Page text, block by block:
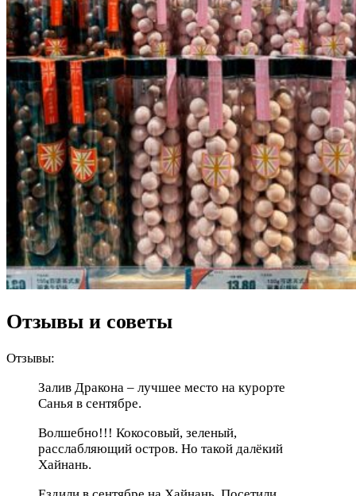
Отзывы и советы
Отзывы:
Залив Дракона – лучшее место на курорте
Санья в сентябре.
Волшебно!!! Кокосовый, зеленый,
расслабляющий остров. Но такой далёкий
Хайнань.